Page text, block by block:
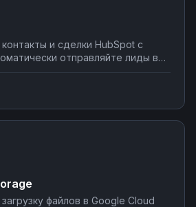
и сделки HubSpot с
отправляйте лиды в
изменении статуса сделки.
обмен данными без
на платформе Nodul.
файлов в Google Cloud